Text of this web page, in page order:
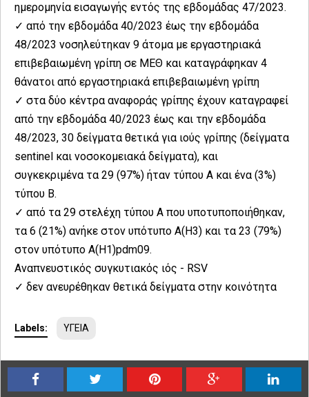
ημερομηνία εισαγωγής εντός της εβδομάδας 47/2023.
✓ από την εβδομάδα 40/2023 έως την εβδομάδα
48/2023 νοσηλεύτηκαν 9 άτομα με εργαστηριακά
επιβεβαιωμένη γρίπη σε ΜΕΘ και καταγράφηκαν 4
θάνατοι από εργαστηριακά επιβεβαιωμένη γρίπη
✓ στα δύο κέντρα αναφοράς γρίπης έχουν καταγραφεί
από την εβδομάδα 40/2023 έως και την εβδομάδα
48/2023, 30 δείγματα θετικά για ιούς γρίπης (δείγματα
sentinel και νοσοκομειακά δείγματα), και
συγκεκριμένα τα 29 (97%) ήταν τύπου Α και ένα (3%)
τύπου Β.
✓ από τα 29 στελέχη τύπου Α που υποτυποποιήθηκαν,
τα 6 (21%) ανήκε στον υπότυπο Α(Η3) και τα 23 (79%)
στον υπότυπο Α(Η1)pdm09.
Αναπνευστικός συγκυτιακός ιός - RSV
✓ δεν ανευρέθηκαν θετικά δείγματα στην κοινότητα
Labels: ΥΓΕΙΑ